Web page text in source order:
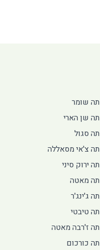
תה שומר
תה שן הארי
תה סגול
תה צ'אי מסאללה
תה ירוק סיני
תה מאטה
תה ג'ינג'ר
תה טיבטי
תה ז'רבה מאטה
תה כורכום